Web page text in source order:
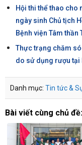
Hội thi thể thao cho
ngày sinh Chủ tịch
Bệnh viện Tâm thần
Thực trạng chăm
do sử dụng rượu tại
Danh mục: Tin tức &
Bài viết cùng chủ đề: